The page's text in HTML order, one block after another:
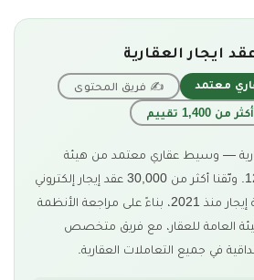
ايجار العقارية
معتمد
✍ فريق المحتوى
— وسيط عقاري معتمد من هيئة
العقار برقم 1200003384. وثّقنا أكثر من 30,000 عقد إيجار إلكتروني
سكني وتجاري عبر منصة إيجار منذ 2021، بناءً على مراجعة الأنظمة
العامة للعقار، مع فريق متخصص
في جميع التعاملات العقارية.